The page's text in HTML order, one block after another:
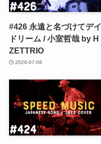
#426 永遠と名づけてデイ
ドリーム / 小室哲哉 by H
ZETTRIO
2026-07-08